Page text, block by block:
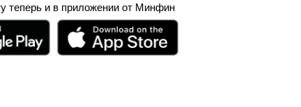
теперь и в приложении от Минфин